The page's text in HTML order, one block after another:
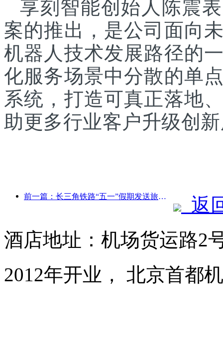
享刻智能创始人陈震
案的推出，是公司面向
机器人技术发展路径的
化服务场景中分散的单
系统，打造可真正落地
助更多行业客户升级创
前一篇：长三角铁路“五一”假期发送旅客超2138万人次
返
酒店地址：机场货运路2
2012年开业， 北京首